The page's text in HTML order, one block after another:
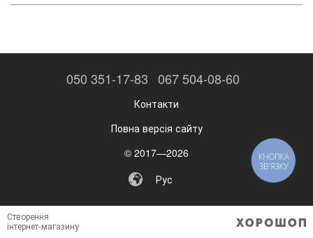
050 351-17-83 067 504-08-60
Контакти
Повна версія сайту
© 2017—2026
Рус
Створення
інтернет-магазину
КНОПКА
ЗВ'ЯЗКУ